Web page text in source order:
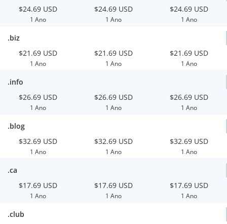
$24.69 USD
1 Ano
$24.69 USD
1 Ano
$24.69 USD
1 Ano
.biz
$21.69 USD
1 Ano
$21.69 USD
1 Ano
$21.69 USD
1 Ano
.info
$26.69 USD
1 Ano
$26.69 USD
1 Ano
$26.69 USD
1 Ano
.blog
$32.69 USD
1 Ano
$32.69 USD
1 Ano
$32.69 USD
1 Ano
.ca
$17.69 USD
1 Ano
$17.69 USD
1 Ano
$17.69 USD
1 Ano
.club